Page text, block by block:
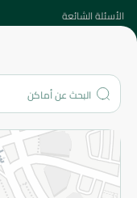
الأسئلة الشائعة
من نحن؟
المزيد
الاسترجاع
سياسة الخصوصية